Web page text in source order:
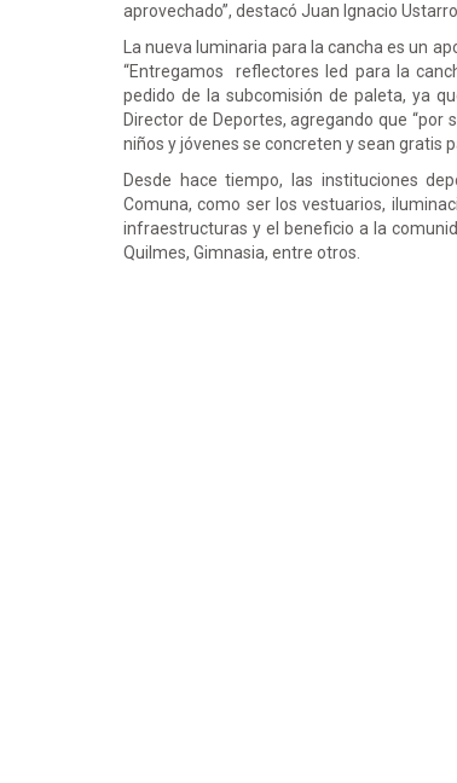
aprovechado”, destacó Juan Ignacio
La nueva luminaria para la cancha es un
“Entregamos reflectores led para la
pedido de la subcomisión de paleta, ya
Director de Deportes, agregando que
niños y jóvenes se concreten y sean gratis
Desde hace tiempo, las instituciones
Comuna, como ser los vestuarios,
infraestructuras y el beneficio a la
Quilmes, Gimnasia, entre otros.